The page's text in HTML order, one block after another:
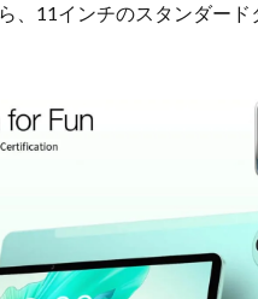
、11インチのスタンダード